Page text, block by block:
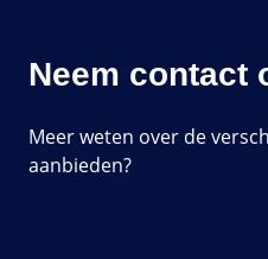
Neem contact
Meer weten over de
aanbieden?